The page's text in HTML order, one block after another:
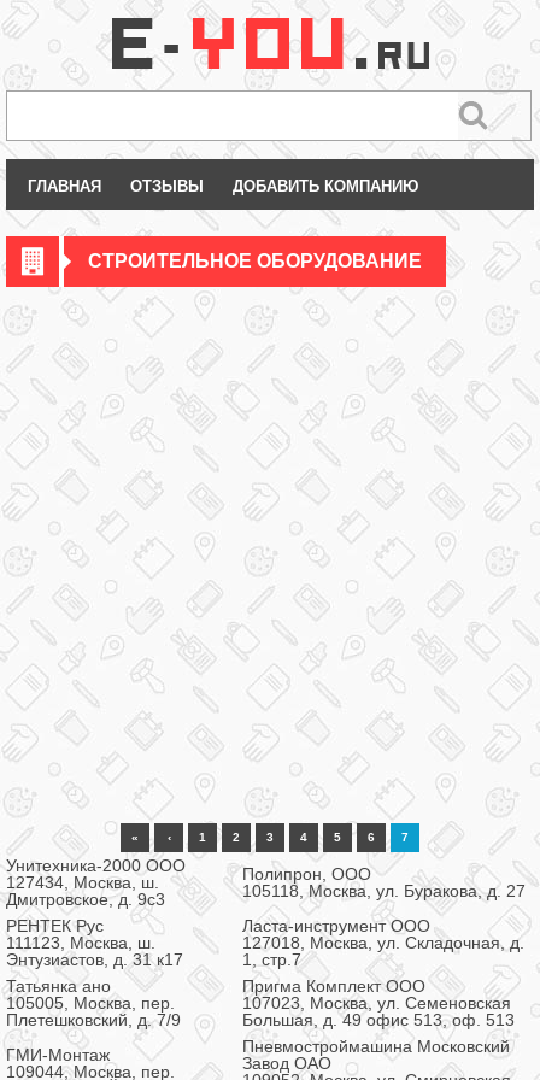
ГЛАВНАЯ ОТЗЫВЫ ДОБАВИТЬ КОМПАНИЮ
СТРОИТЕЛЬНОЕ ОБОРУДОВАНИЕ
« ‹ 1 2 3 4 5 6 7
Унитехника-2000 ООО
127434, Москва, ш.
Дмитровское, д. 9с3
Полипрон, ООО
105118, Москва, ул. Буракова, д. 27
РЕНТЕК Рус
111123, Москва, ш.
Энтузиастов, д. 31 к17
Ласта-инструмент ООО
127018, Москва, ул. Складочная, д.
1, стр.7
Татьянка ано
105005, Москва, пер.
Плетешковский, д. 7/9
Пригма Комплект ООО
107023, Москва, ул. Семеновская
Большая, д. 49 офис 513, оф. 513
ГМИ-Монтаж
109044, Москва, пер.
Пневмостроймашина Московский
Завод ОАО